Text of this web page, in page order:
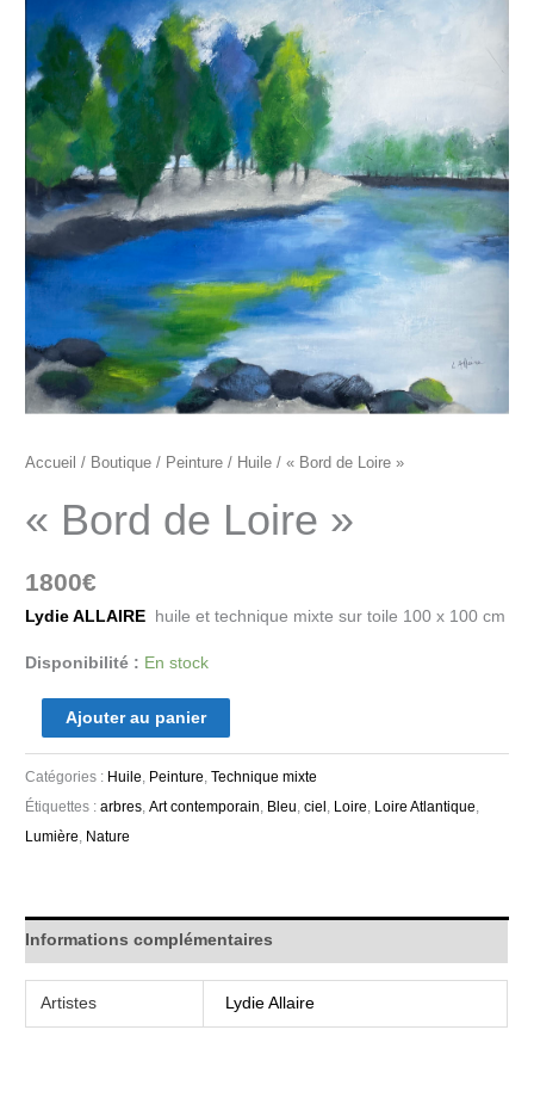
Accueil / Boutique / Peinture / Huile / « Bord de Loire »
« Bord de Loire »
1800€
Lydie ALLAIRE huile et technique mixte sur toile 100 x 100 cm
Disponibilité : En stock
Loire"
Ajouter au panier
Catégories : Huile Peinture ,Technique mixte
Étiquettes :arbres ,Art contemporain Bleu ,ciel Loire Loire Atlantique
Lumière Nature
Informations complémentaires
Artistes Lydie Allaire